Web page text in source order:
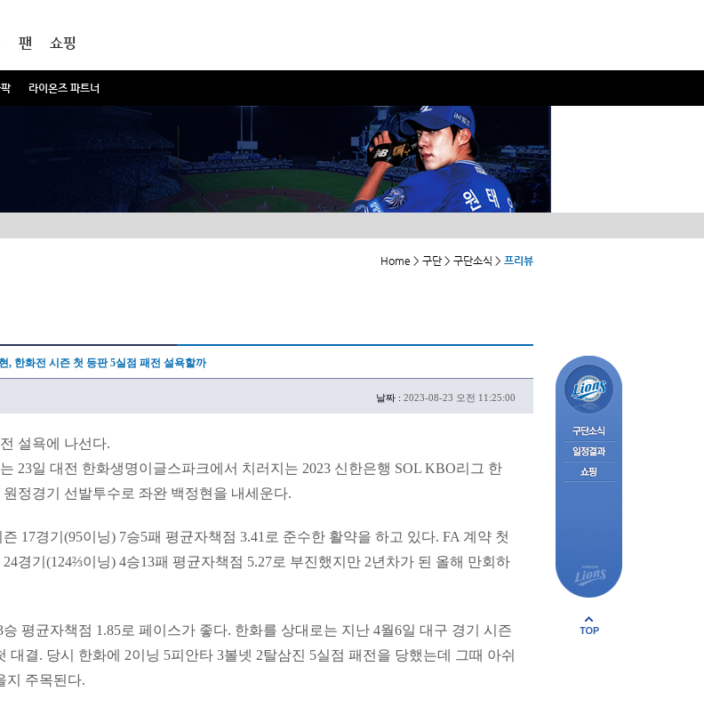
라이온즈 파트너
팬 쇼핑
Home > 구단 > 구단소식 > 프리뷰
, 한화전 시즌 첫 등판 5실점 패전 설욕할까
날짜 : 2023-08-23 오전 11:25:00
설욕에 나선다.
23일 대전 한화생명이글스파크에서 치러지는 2023 신한은행 SOL KBO리그 한
정경기 선발투수로 좌완 백정현을 내세운다.
17경기(95이닝) 7승5패 평균자책점 3.41로 준수한 활약을 하고 있다. FA 계약 첫
경기(124⅔이닝) 4승13패 평균자책점 5.27로 부진했지만 2년차가 된 올해 만회하
승 평균자책점 1.85로 페이스가 좋다. 한화를 상대로는 지난 4월6일 대구 경기 시즌
대결. 당시 한화에 2이닝 5피안타 3볼넷 2탈삼진 5실점 패전을 당했는데 그때 아쉬
지 주목된다.